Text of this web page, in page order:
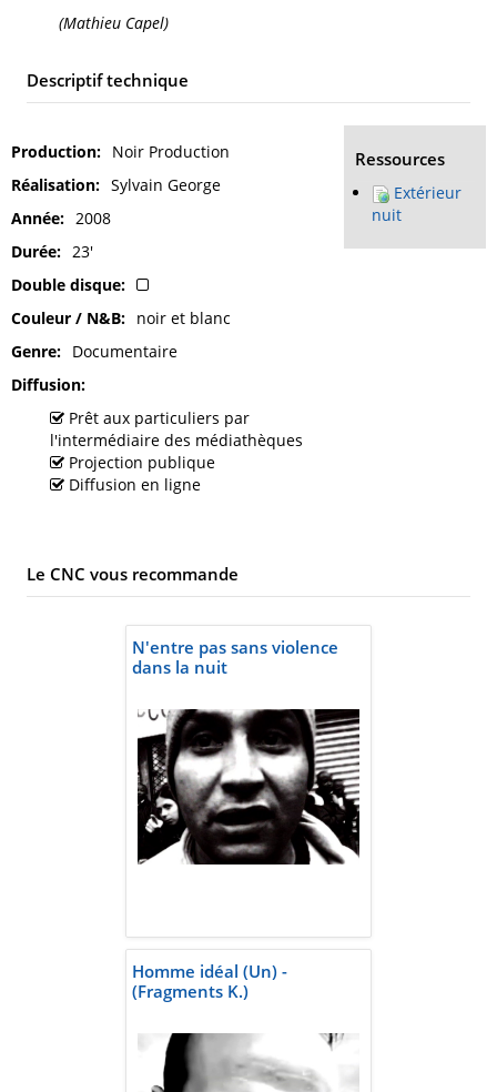
(Mathieu Capel)
Descriptif technique
Production
Noir Production
Réalisation
Sylvain George
Année
2008
Durée
23'
Double disque
Couleur / N&B
noir et blanc
Genre
Documentaire
Diffusion
Prêt aux particuliers par
l'intermédiaire des médiathèques
Projection publique
Diffusion en ligne
Ressources
Extérieur
nuit
Le CNC vous recommande
N'entre pas sans violence
dans la nuit
Homme idéal (Un) -
(Fragments K.)